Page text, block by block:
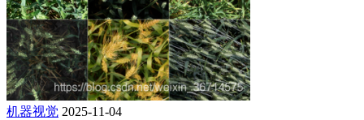
机器视觉 2025-11-04